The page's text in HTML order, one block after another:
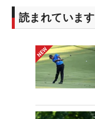
読まれています